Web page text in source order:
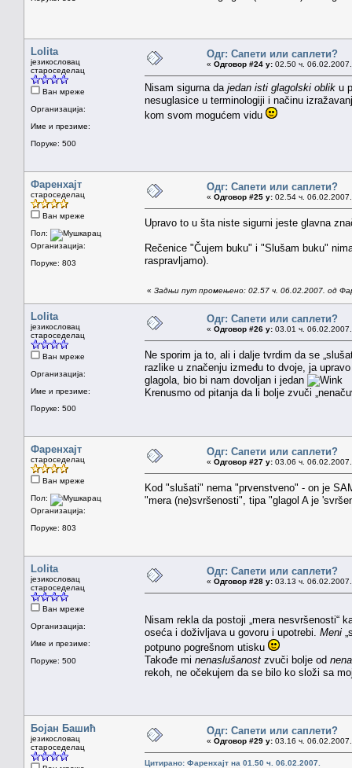
Lolita
језикословац
староседелац
Ван мреже
Организација:
Име и презиме:
Поруке: 500
Одг: Сапети или саплети?
« Одговор #24 у: 02.50 ч.
Nisam sigurna da jedan isti glagolski oblik u
nesuglasice u terminologiji i načinu
kom svom mogućem vidu
Фаренхајт
староседелац
Ван мреже
Пол:
Организација:
Поруке: 803
Одг: Сапети или саплети?
« Одговор #25 у: 02.54 ч.
Upravo to u šta niste sigurni jeste glavna
Rečenice "Čujem buku" i "Slušam buku"
raspravljamo).
« Задњи пут промењено: 02.57 ч. 06.02.2007. од
Lolita
језикословац
староседелац
Ван мреже
Организација:
Име и презиме:
Поруке: 500
Одг: Сапети или саплети?
« Одговор #26 у: 03.01 ч.
Ne sporim ja to, ali i dalje tvrdim da se
razlike u značenju između to dvoje, ja
glagola, bio bi nam dovoljan i jedan
Krenusmo od pitanja da li bolje zvuči
Фаренхајт
староседелац
Ван мреже
Пол:
Организација:
Поруке: 803
Одг: Сапети или саплети?
« Одговор #27 у: 03.06 ч.
Kod "slušati" nema "prvenstveno" - on je
"mera (ne)svršenosti", tipa "glagol A je
Lolita
језикословац
староседелац
Ван мреже
Организација:
Име и презиме:
Поруке: 500
Одг: Сапети или саплети?
« Одговор #28 у: 03.13 ч.
Nisam rekla da postoji „mera nesvršenosti“
oseća i doživljava u govoru i upotrebi. Meni
potpuno pogrešnom utisku
Takođe mi nenaslušanost zvuči bolje od
rekoh, ne očekujem da se bilo ko složi sa
Бојан Башић
језикословац
староседелац
Одг: Сапети или саплети?
« Одговор #29 у: 03.16 ч.
Цитирано: Фаренхајт на 01.50 ч. 06.02.2007.